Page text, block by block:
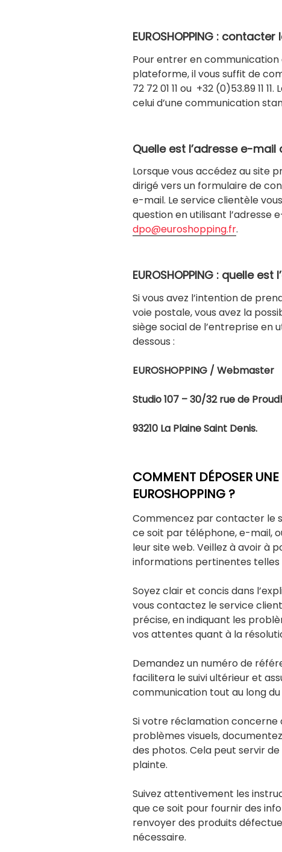
EUROSHOPPING :
Pour entrer en
plateforme, il vous suffit de
72 72 01 11 ou +32 (0)53.89 11
celui d’une communication
Quelle est l’adresse e-mail
Lorsque vous accédez au site
dirigé vers un formulaire de
e-mail. Le service clientèle
question en utilisant l’adresse
dpo@euroshopping.fr.
EUROSHOPPING : quelle
Si vous avez l’intention de
voie postale, vous avez la
siège social de l’entreprise en
dessous :
EUROSHOPPING / Webmaster
Studio 107 – 30/32 rue de
93210 La Plaine Saint Denis.
COMMENT DÉPOSER
EUROSHOPPING ?
Commencez par contacter le
ce soit par téléphone, e-mail,
leur site web. Veillez à avoir à
informations pertinentes
Soyez clair et concis dans
vous contactez le service
précise, en indiquant les
vos attentes quant à la
Demandez un numéro de
facilitera le suivi ultérieur et
communication tout au long du
Si votre réclamation concerne
problèmes visuels,
des photos. Cela peut servir
plainte.
Suivez attentivement les
que ce soit pour fournir des
renvoyer des produits
nécessaire.